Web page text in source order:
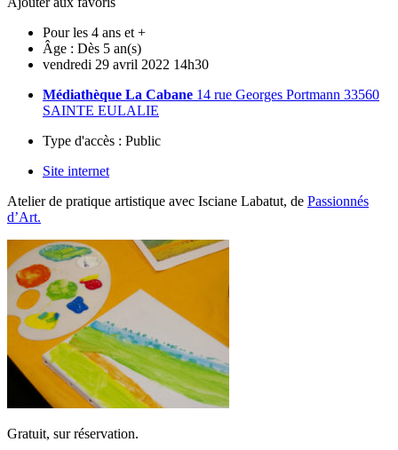
Pour les 4 ans et +
Âge : Dès 5 an(s)
vendredi 29 avril 2022 14h30
Médiathèque La Cabane 14 rue Georges Portmann 33560
SAINTE EULALIE
Type d'accès : Public
Site internet
Atelier de pratique artistique avec Isciane Labatut, de Passionnés
d’Art.
Gratuit, sur réservation.